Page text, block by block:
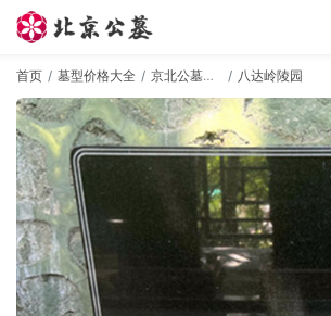
首页 墓型价格大全 京北公墓墓型 八达岭陵园